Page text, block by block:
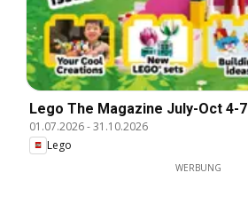
Lego The Magazine July-Oct 4-7
01.07.2026-31.10.2026
Lego
WERBUNG